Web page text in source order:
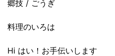
郷技 / ごうぎ
料理のいろは
Hi はい！お手伝いします